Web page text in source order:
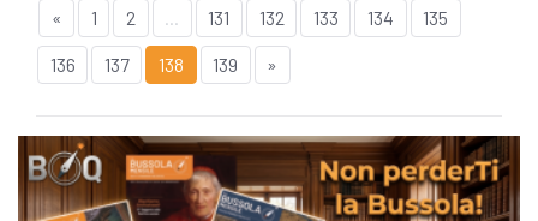
« 1 2 131 132 133 134 135
136 137 138 139 »